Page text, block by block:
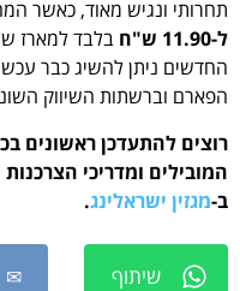
תחרותי ונגיש מאוד, כאשר
ל-11.90 ש"ח
החדשים ניתן להשיג כבר
הפארם וברשתות השיווק
רוצים להתעדכן ראשונים
המובילים ומדריכי
ב-מגזין ישראלינג.
שיתוף ✉